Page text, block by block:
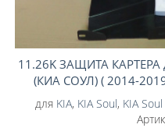
11.26K ЗАЩИТА КАРТЕРА
(КИА СОУЛ) ( 2014-
для KIA, KIA Soul, KIA